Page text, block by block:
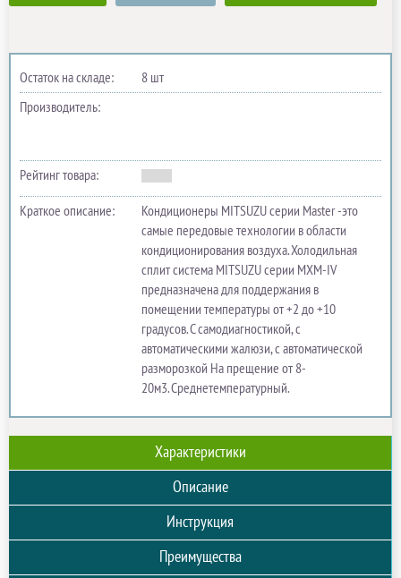
Остаток на складе:
8 шт
Производитель:
Рейтинг товара:
Краткое описание:
Кондиционеры MITSUZU серии Master -это
самые передовые технологии в области
кондиционирования воздуха. Холодильная
сплит система MITSUZU серии MXM-IV
предназначена для поддержания в
помещении температуры от +2 до +10
градусов. С самодиагностикой, с
автоматическими жалюзи, с автоматической
разморозкой На прещение от 8-
20м3. Среднетемпературный.
Характеристики
Описание
Инструкция
Преимущества